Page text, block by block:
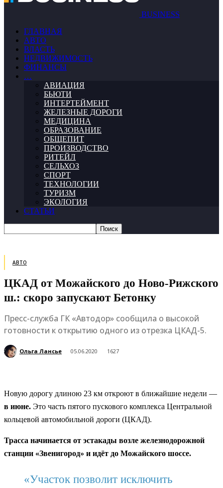
BUSINESS
ГЛАВНАЯ
АВТО
ВЛАСТЬ
НЕДВИЖИМОСТЬ
ФИНАНСЫ
…
АВИАЦИЯ
БЬЮТИ
ИНТЕРТЕЙМЕНТ
ЖЕЛЕЗНЫЕ ДОРОГИ
МЕДИЦИНА
ОБРАЗОВАНИЕ
ОБЩЕПИТ
ПРОИЗВОДСТВО
РИТЕЙЛ
СЕЛЬХОЗ
СПОРТ
ТЕХНОЛОГИИ
ТУРИЗМ
ЭКОЛОГИЯ
СТАТЬИ
АВТО
ЦКАД от Можайского до Ново-Рижского
ш.: скоро запускают Бетонку
Пресс-служба ГК «Автодор» сообщила о высокой
готовности к открытию одного из отрезка ЦКАД-5.
Ольга Лансье 05.06.2020 1627
Новую дорогу длиною 23 км откроют в ближайшие недели —
в июне. Это часть пятого пускового комплекса Центральной
кольцевой автомобильной дороги (ЦКАД).
Трасса начинается от эстакады возле железнодорожной
станции «Звенигород» и идёт до Можайского шоссе.
«Участок позволит исключить